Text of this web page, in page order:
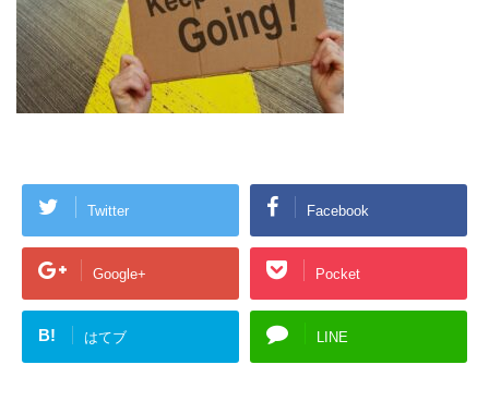
Twitter Facebook
Google+ Pocket
B! はてブ LINE